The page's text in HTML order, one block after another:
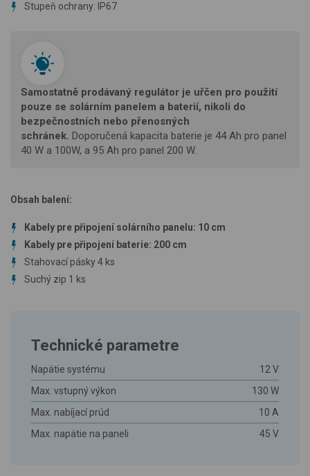
Stupeň ochrany: IP67
Samostatně prodávaný regulátor je uřčen pro použití
pouze se solárním panelem a baterií, nikoli do
bezpečnostních nebo přenosných
schránek. Doporučená kapacita baterie je 44 Ah pro panel
40 W a 100W, a 95 Ah pro panel 200 W.
Obsah balení:
Kabely pre připojení solárního panelu: 10 cm
Kabely pre připojení baterie: 200 cm
Stahovací pásky 4 ks
Suchý zip 1 ks
Technické parametre
Napätie systému
12 V
Max. vstupný výkon
130 W
Max. nabíjací prúd
10 A
Max. napätie na paneli
45 V